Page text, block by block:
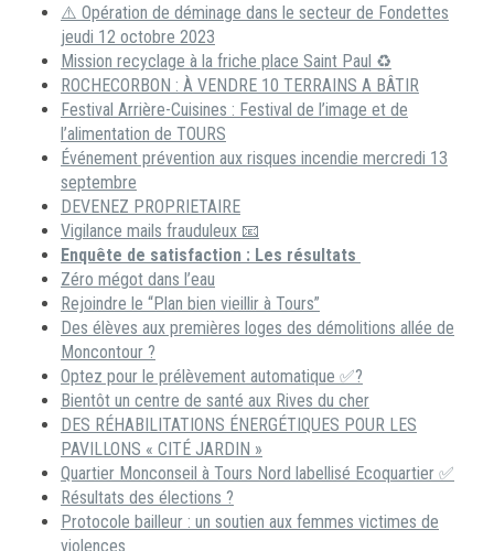
⚠️ Opération de déminage dans le secteur de Fondettes
jeudi 12 octobre 2023
Mission recyclage à la friche place Saint Paul ♻️
ROCHECORBON : À VENDRE 10 TERRAINS A BÂTIR
Festival Arrière-Cuisines : Festival de l’image et de
l’alimentation de TOURS
Événement prévention aux risques incendie mercredi 13
septembre
DEVENEZ PROPRIETAIRE
Vigilance mails frauduleux 📧
Enquête de satisfaction : Les résultats
Zéro mégot dans l’eau
Rejoindre le “Plan bien vieillir à Tours”
Des élèves aux premières loges des démolitions allée de
Moncontour ?
Optez pour le prélèvement automatique ✅?
Bientôt un centre de santé aux Rives du cher
DES RÉHABILITATIONS ÉNERGÉTIQUES POUR LES
PAVILLONS « CITÉ JARDIN »
Quartier Monconseil à Tours Nord labellisé Ecoquartier ✅
Résultats des élections ?
Protocole bailleur : un soutien aux femmes victimes de
violences